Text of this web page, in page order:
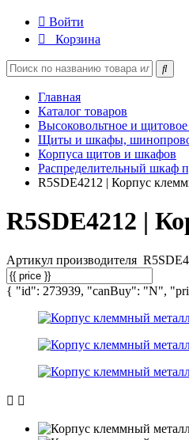
Войти
Корзина
Главная
Каталог товаров
Высоковольтное и
Щиты и шкафы,
Корпуса щитов и шкафов
Распределительный шкаф
R5SDE4212 | Корпус
R5SDE4212 |
Артикул производителя
{ "id": 273939, "canBuy": "N",